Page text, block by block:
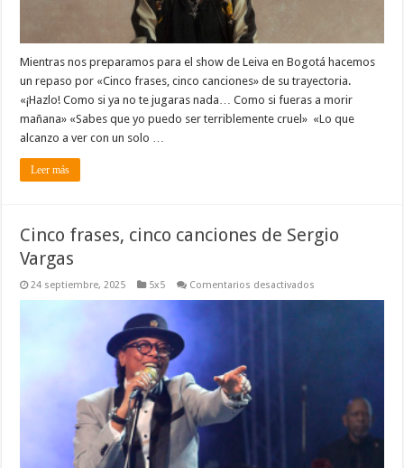
Mientras nos preparamos para el show de Leiva en Bogotá hacemos
un repaso por «Cinco frases, cinco canciones» de su trayectoria.
«¡Hazlo! Como si ya no te jugaras nada… Como si fueras a morir
mañana» «Sabes que yo puedo ser terriblemente cruel» «Lo que
alcanzo a ver con un solo …
Leer más
Cinco frases, cinco canciones de Sergio
Vargas
24 septiembre, 2025 5x5 Comentarios desactivados